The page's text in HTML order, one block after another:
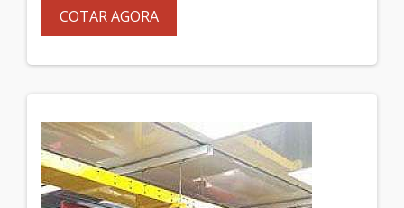
COTAR AGORA